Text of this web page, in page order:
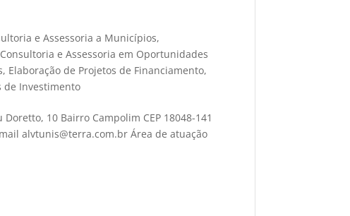
e Assessoria a Municípios,
Consultoria e Assessoria em Oportunidades
, Elaboração de Projetos de Financiamento,
de Investimento
10 Bairro Campolim CEP 18048-141
alvtunis@terra.com.br Área de atuação